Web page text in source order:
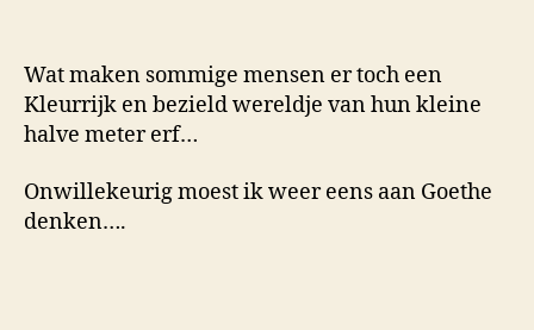
Wat maken sommige mensen er toch een
Kleurrijk en bezield wereldje van hun kleine
halve meter erf…
Onwillekeurig moest ik weer eens aan Goethe
denken….